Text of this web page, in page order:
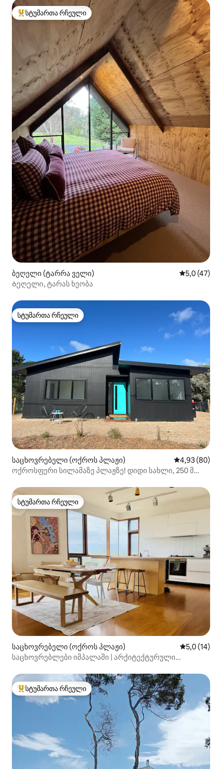
სტუმართა რჩეული მოწინავე ვარიანტი
სტუმართა რჩეული
ბეღელი (ტარრა ველი) საშუალო
5,0 (47)
Ბეღელი, ტარას ხეობა
სტუმართა რჩეული
სტუმართა რჩეული
საცხოვრებელი (ოქროს პლაჟი) საშუალო
4,93 (80)
ოქროსფერი სილამაზე პლაჟზე! დიდი სახლი, 250 მ
სტუმართა რჩეული
სტუმართა რჩეული
საცხოვრებელი (ოქროს პლაჟი) საშუალო
5,0 (14)
საცხოვრებლები იმპალაში | არქიტექტურული
სტუმართა რჩეული მოწინავე ვარიანტი
სტუმართა რჩეული